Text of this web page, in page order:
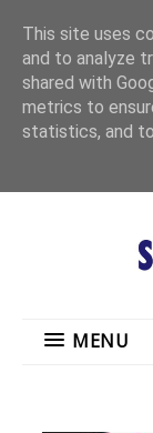
MENU
This site uses
and to analyze
shared with
metrics to
statistics, and